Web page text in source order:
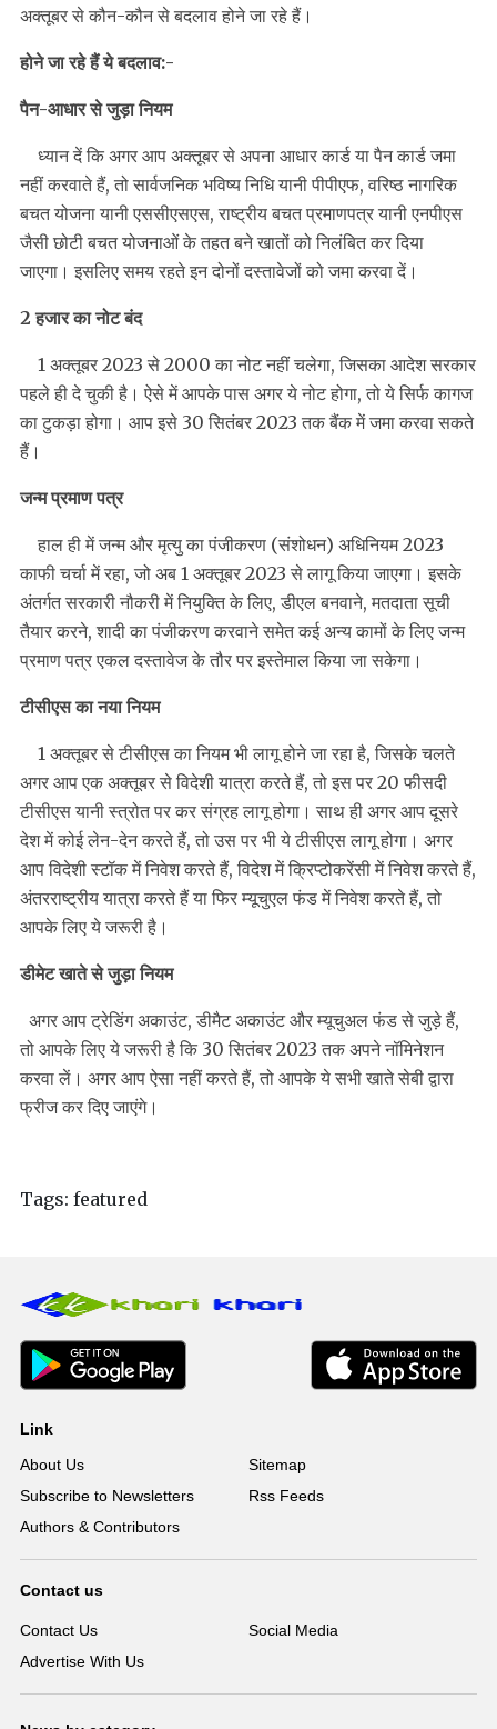
अक्तूबर से कौन-कौन से बदलाव होने जा रहे हैं।
होने जा रहे हैं ये बदलाव:-
पैन-आधार से जुड़ा नियम
ध्यान दें कि अगर आप अक्तूबर से अपना आधार कार्ड या पैन कार्ड जमा
नहीं करवाते हैं, तो सार्वजनिक भविष्य निधि यानी पीपीएफ, वरिष्ठ नागरिक
बचत योजना यानी एससीएसएस, राष्ट्रीय बचत प्रमाणपत्र यानी एनपीएस
जैसी छोटी बचत योजनाओं के तहत बने खातों को निलंबित कर दिया
जाएगा। इसलिए समय रहते इन दोनों दस्तावेजों को जमा करवा दें।
2 हजार का नोट बंद
1 अक्तूबर 2023 से 2000 का नोट नहीं चलेगा, जिसका आदेश सरकार
पहले ही दे चुकी है। ऐसे में आपके पास अगर ये नोट होगा, तो ये सिर्फ कागज
का टुकड़ा होगा। आप इसे 30 सितंबर 2023 तक बैंक में जमा करवा सकते
हैं।
जन्म प्रमाण पत्र
हाल ही में जन्म और मृत्यु का पंजीकरण (संशोधन) अधिनियम 2023
काफी चर्चा में रहा, जो अब 1 अक्तूबर 2023 से लागू किया जाएगा। इसके
अंतर्गत सरकारी नौकरी में नियुक्ति के लिए, डीएल बनवाने, मतदाता सूची
तैयार करने, शादी का पंजीकरण करवाने समेत कई अन्य कामों के लिए जन्म
प्रमाण पत्र एकल दस्तावेज के तौर पर इस्तेमाल किया जा सकेगा।
टीसीएस का नया नियम
1 अक्तूबर से टीसीएस का नियम भी लागू होने जा रहा है, जिसके चलते
अगर आप एक अक्तूबर से विदेशी यात्रा करते हैं, तो इस पर 20 फीसदी
टीसीएस यानी स्त्रोत पर कर संग्रह लागू होगा। साथ ही अगर आप दूसरे
देश में कोई लेन-देन करते हैं, तो उस पर भी ये टीसीएस लागू होगा। अगर
आप विदेशी स्टॉक में निवेश करते हैं, विदेश में क्रिप्टोकरेंसी में निवेश करते हैं,
अंतरराष्ट्रीय यात्रा करते हैं या फिर म्यूचुएल फंड में निवेश करते हैं, तो
आपके लिए ये जरूरी है।
डीमेट खाते से जुड़ा नियम
अगर आप ट्रेडिंग अकाउंट, डीमैट अकाउंट और म्यूचुअल फंड से जुड़े हैं,
तो आपके लिए ये जरूरी है कि 30 सितंबर 2023 तक अपने नॉमिनेशन
करवा लें। अगर आप ऐसा नहीं करते हैं, तो आपके ये सभी खाते सेबी द्वारा
फ्रीज कर दिए जाएंगे।
Tags: featured
Link
About Us
Sitemap
Subscribe to Newsletters
Rss Feeds
Authors & Contributors
Contact us
Contact Us
Social Media
Advertise With Us